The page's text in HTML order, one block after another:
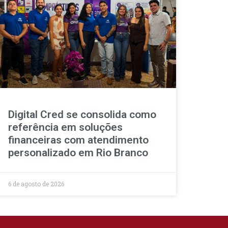
Digital Cred se consolida como
referência em soluções
financeiras com atendimento
personalizado em Rio Branco
6 de agosto de 2026